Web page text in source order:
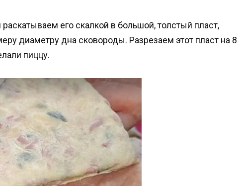
его скалкой в большой, толстый пласт,
диаметру дна сковороды. Разрезаем этот пласт на 8
пиццу.